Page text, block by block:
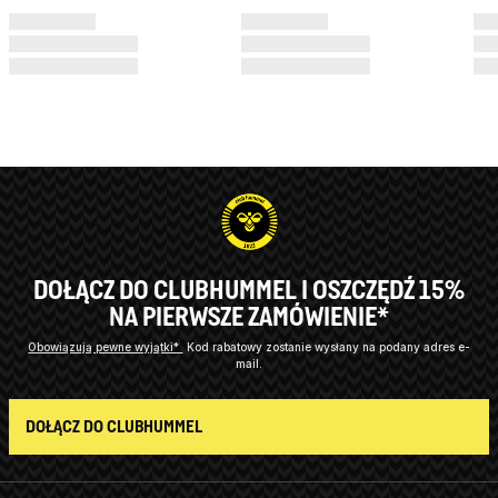
DOŁĄCZ DO CLUBHUMMEL I OSZCZĘDŹ 15%
NA PIERWSZE ZAMÓWIENIE*
Obowiązują pewne wyjątki* Kod rabatowy zostanie wysłany na podany adres e-
mail.
DOŁĄCZ DO CLUBHUMMEL